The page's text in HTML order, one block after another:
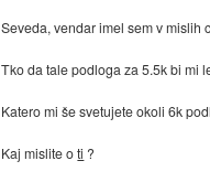
Seveda, vendar imel sem v mislih
Tko da tale podloga za 5.5k bi mi
Katero mi še svetujete okoli 6k
Kaj mislite oti ?